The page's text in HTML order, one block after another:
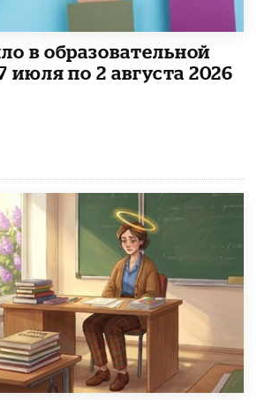
в образовательной
июля по 2 августа 2026